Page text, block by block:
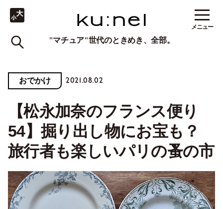
"マチュア"世代のときめき、全部。
メニュー
おでかけ 2021.08.02
【松永加奈のフランス便り
54】掘り出し物にお宝も？
旅行者も楽しいパリの蚤の市